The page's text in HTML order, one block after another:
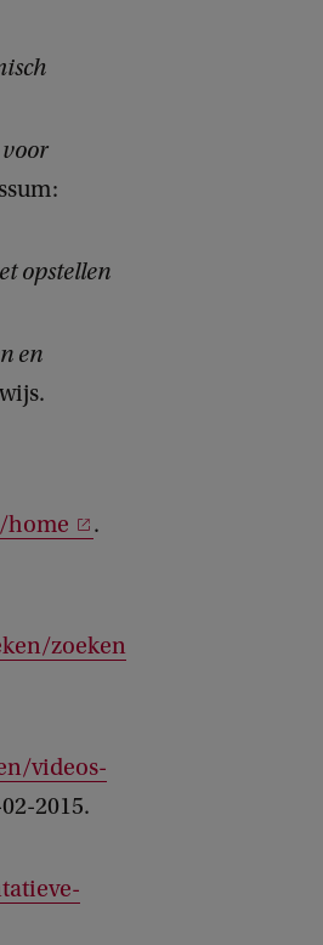
opstellen
en
home
.
zoeken
videos-
2015.